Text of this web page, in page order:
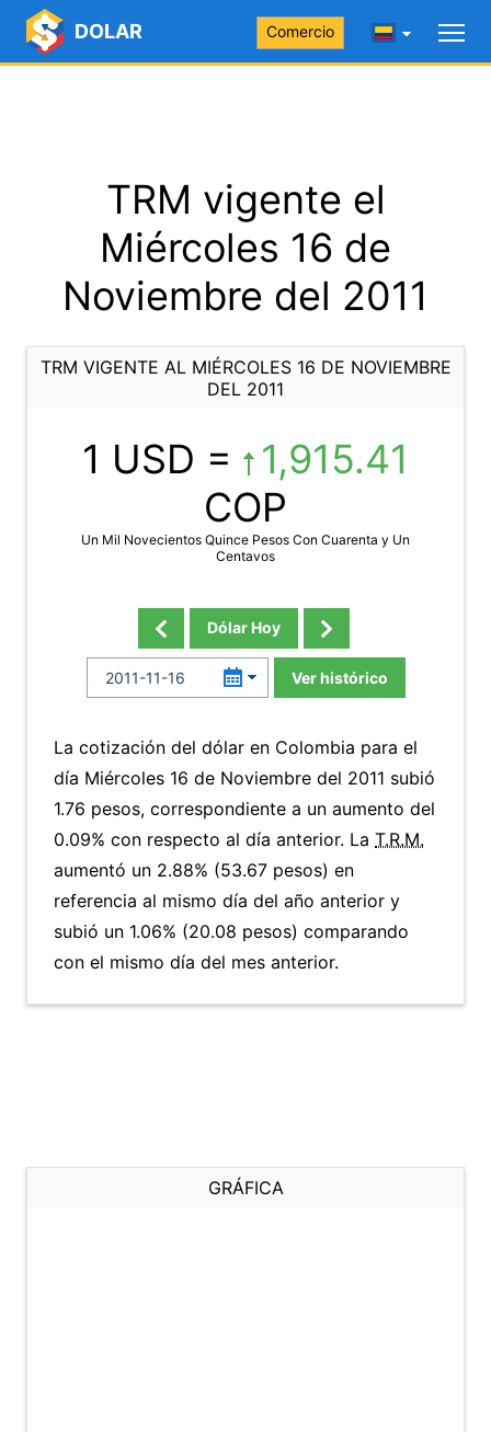
DOLAR Comercio
TRM vigente el
Miércoles 16 de
Noviembre del 2011
TRM VIGENTE AL MIÉRCOLES 16 DE NOVIEMBRE
DEL 2011
1 USD =
1,915.41
COP
Un Mil Novecientos Quince Pesos Con Cuarenta y Un
Centavos
Dólar Hoy
Ver histórico
La cotización del dólar en Colombia para el
día Miércoles 16 de Noviembre del 2011 subió
1.76 pesos, correspondiente a un aumento del
0.09% con respecto al día anterior. La T.R.M.
aumentó un 2.88% (53.67 pesos) en
referencia al mismo día del año anterior y
subió un 1.06% (20.08 pesos) comparando
con el mismo día del mes anterior.
GRÁFICA